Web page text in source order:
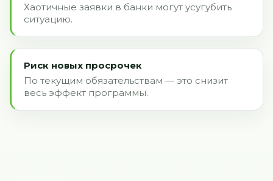
Хаотичные заявки в банки могут усугубить
ситуацию.
Риск новых просрочек
По текущим обязательствам — это снизит
весь эффект программы.